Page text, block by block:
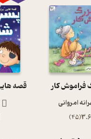
فراموش کار
امروانی
3.6
(
45
)